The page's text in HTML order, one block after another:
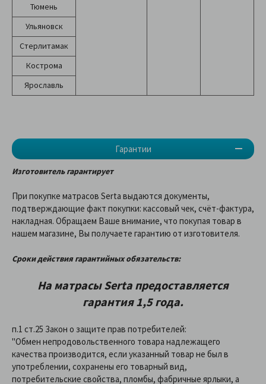
Гарантии
Тюмень
Ульяновск
Стерлитамак
Кострома
Ярославль
Изготовитель гарантирует
При покупке матрасов Serta выдаются документы,
подтверждающие факт покупки: кассовый чек, счёт-фактура,
накладная. Обращаем Ваше внимание, что покупая товар в
нашем магазине, Вы получаете гарантию от изготовителя.
Сроки действия гарантийных обязательств:
На матрасы Serta предоставляетcя
гарантия 1,5 года.
п.1 ст.25 Закон о защите прав потребителей:
"Обмен непродовольственного товара надлежащего
качества производится, если указанный товар не был в
употреблении, сохранены его товарный вид,
потребительские свойства, пломбы, фабричные ярлыки, а